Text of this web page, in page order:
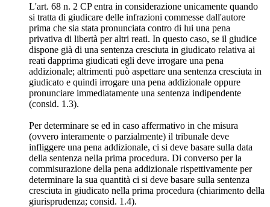
L'art. 68 n. 2 CP entra in considerazione unicamente quando
si tratta di giudicare delle infrazioni commesse dall'autore
prima che sia stata pronunciata contro di lui una pena
privativa di libertà per altri reati. In questo caso, se il giudice
dispone già di una sentenza cresciuta in giudicato relativa ai
reati dapprima giudicati egli deve irrogare una pena
addizionale; altrimenti può aspettare una sentenza cresciuta in
giudicato e quindi irrogare una pena addizionale oppure
pronunciare immediatamente una sentenza indipendente
(consid. 1.3).
Per determinare se ed in caso affermativo in che misura
(ovvero interamente o parzialmente) il tribunale deve
infliggere una pena addizionale, ci si deve basare sulla data
della sentenza nella prima procedura. Di converso per la
commisurazione della pena addizionale rispettivamente per
determinare la sua quantità ci si deve basare sulla sentenza
cresciuta in giudicato nella prima procedura (chiarimento della
giurisprudenza; consid. 1.4).